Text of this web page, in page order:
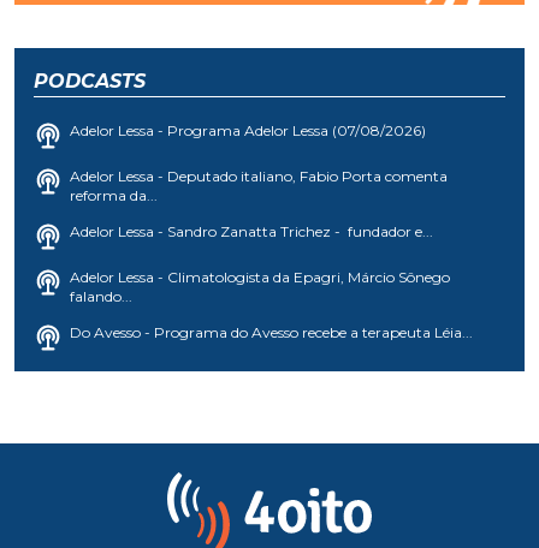
PODCASTS
Adelor Lessa - Programa Adelor Lessa (07/08/2026)
Adelor Lessa - Deputado italiano, Fabio Porta comenta
reforma da...
Adelor Lessa - Sandro Zanatta Trichez - fundador e...
Adelor Lessa - Climatologista da Epagri, Márcio Sônego
falando...
Do Avesso - Programa do Avesso recebe a terapeuta Léia...